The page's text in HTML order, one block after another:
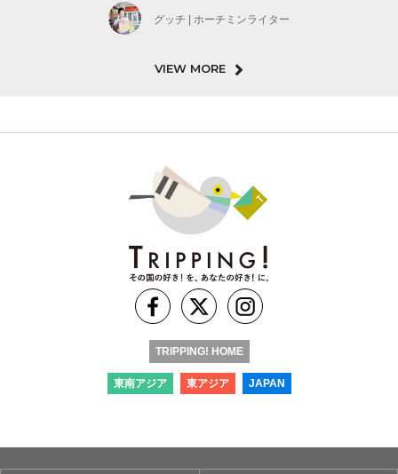
グッチ | ホーチミンライター
VIEW MORE
TRIPPING! HOME
東南アジア 東アジア JAPAN